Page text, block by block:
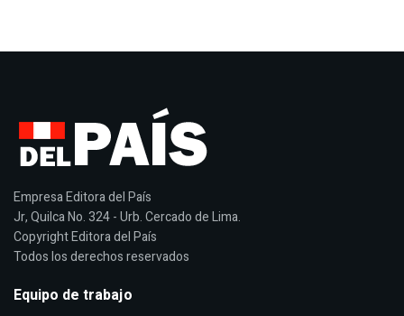
Empresa Editora del País
Jr, Quilca No. 324 - Urb. Cercado de Lima.
Copyright Editora del País
Todos los derechos reservados
Equipo de trabajo